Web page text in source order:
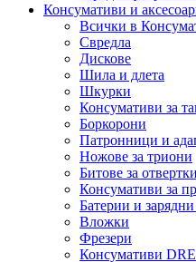
Консумативи и
Всички в
Свредла
Дискове
Шила и длета
Шкурки
Консумативи за
Боркорони
Патронници и
Ножове за триони
Битове за отвертки
Консумативи за
Батерии и зарядни
Вложки
Фрезери
Консумативи